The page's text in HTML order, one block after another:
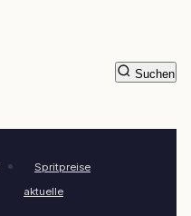
Spritpreise
aktuelle
Suchen